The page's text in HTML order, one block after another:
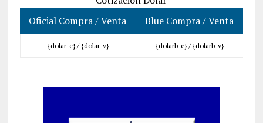
Oficial Compra / Venta
Blue Compra / Venta
{dolar_c} / {dolar_v} {dolarb_c} / {dolarb_v}